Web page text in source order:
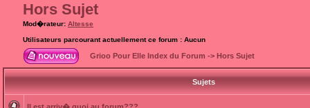
Hors Sujet
Mod�rateur: Altesse
Utilisateurs parcourant actuellement ce forum : Aucun
Grioo Pour Elle Index du Forum -> Hors Sujet
Sujets